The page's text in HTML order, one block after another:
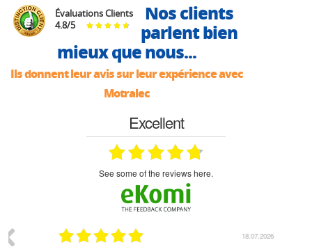
Évaluations Clients
4.8/5
Nos clients
parlent bien
mieux que nous...
Ils donnent leur avis sur leur expérience avec
Motralec
Excellent
see some of the reviews here.
18.07.2026